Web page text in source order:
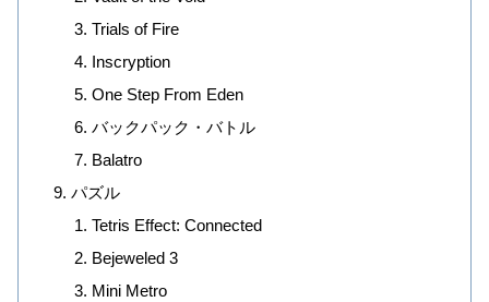
Trials of Fire
Inscryption
One Step From Eden
バックパック・バトル
Balatro
パズル
Tetris Effect: Connected
Bejeweled 3
Mini Metro